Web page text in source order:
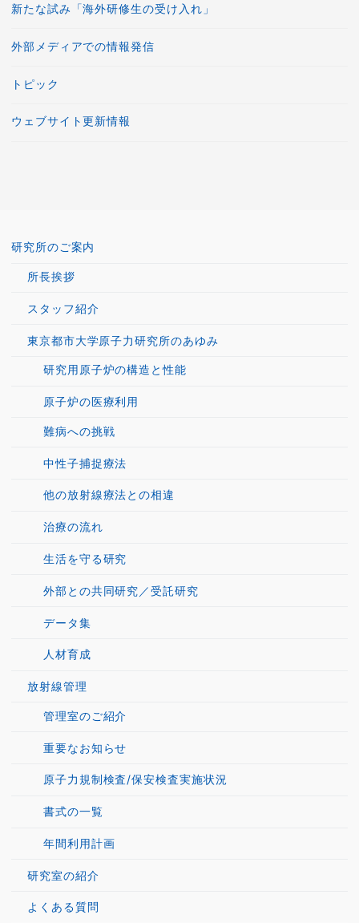
新たな試み「海外研修生の受け入れ」
外部メディアでの情報発信
トピック
ウェブサイト更新情報
研究所のご案内
所長挨拶
スタッフ紹介
東京都市大学原子力研究所のあゆみ
研究用原子炉の構造と性能
原子炉の医療利用
難病への挑戦
中性子捕捉療法
他の放射線療法との相違
治療の流れ
生活を守る研究
外部との共同研究／受託研究
データ集
人材育成
放射線管理
管理室のご紹介
重要なお知らせ
原子力規制検査/保安検査実施状況
書式の一覧
年間利用計画
研究室の紹介
よくある質問